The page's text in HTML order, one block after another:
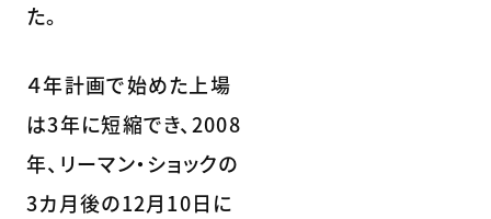
た。
４年計画で始めた上場
は3年に短縮でき、2008
年、リーマン・ショックの
3カ月後の12月10日に